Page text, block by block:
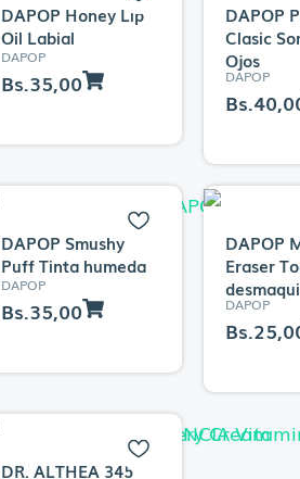
DAPOP Honey Lip
Oil Labial
DAPOP
Bs.35,00
DAPOP
Clasic
Ojos
DAPOP
Bs.
DAPOP Smushy
Puff Tinta humeda
DAPOP
Bs.35,00
DAPOP
Eraser
DAPOP
Bs.
DR. ALTHEA 345